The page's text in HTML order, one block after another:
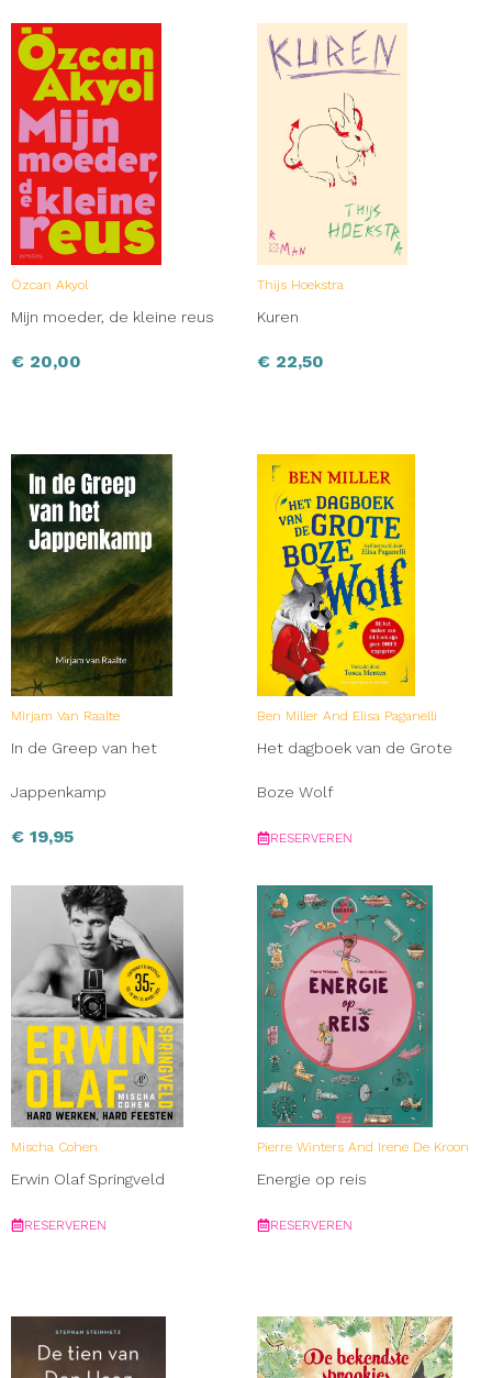
Özcan Akyol
Mijn moeder, de kleine reus
€ 20,00
Thijs Hoekstra
Kuren
€ 22,50
Mirjam Van Raalte
In de Greep van het
Jappenkamp
€ 19,95
Ben Miller And Elisa Paganelli
Het dagboek van de Grote
Boze Wolf
RESERVEREN
Mischa Cohen
Erwin Olaf Springveld
RESERVEREN
Pierre Winters And Irene De Kroon
Energie op reis
RESERVEREN